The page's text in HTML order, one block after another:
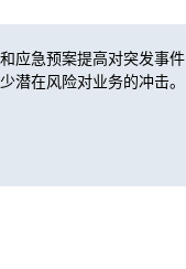
应急预案提高对突发事件
潜在风险对业务的冲击。